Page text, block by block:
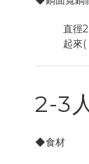
直徑
2-3
◆食材